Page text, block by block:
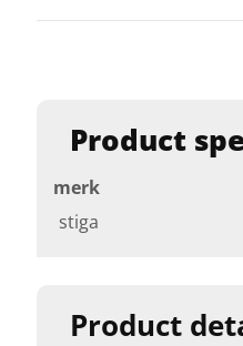
Product
Product
merk
stiga